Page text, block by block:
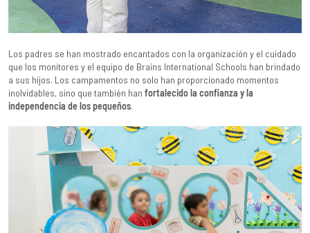
Los padres se han mostrado encantados con la organización y el cuidado
que los monitores y el equipo de Brains International Schools han brindado
a sus hijos. Los campamentos no solo han proporcionado momentos
inolvidables, sino que también han fortalecido la confianza y la
independencia de los pequeños.